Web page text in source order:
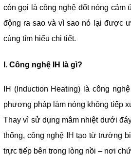
còn gọi là công nghệ đốt nóng cảm
động ra sao và vì sao nó lại được
cùng tìm hiểu chi tiết.
I. Công nghệ IH là gì?
IH (Induction Heating) là công
phương pháp làm nóng không tiếp
Thay vì sử dụng mâm nhiệt dưới
thống, công nghệ IH tạo từ trường
trực tiếp bên trong lòng nồi – nơi